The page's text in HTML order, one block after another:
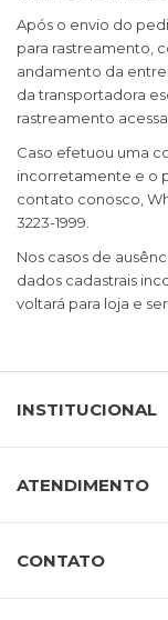
Após o envio do
para rastreamento,
andamento da
da transportadora
rastreamento
Caso efetuou uma
incorretamente e o
contato conosco,
3223-1999.
Nos casos de
dados cadastrais
voltará para loja e
INSTITUCIONAL
ATENDIMENTO
CONTATO